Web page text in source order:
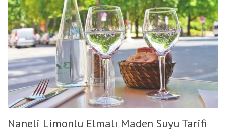
Naneli Limonlu Elmalı Maden Suyu Tarifi